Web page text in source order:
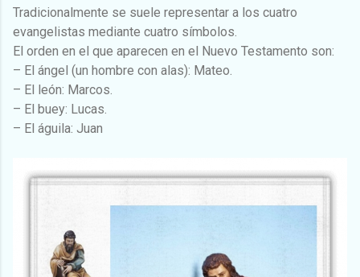
Tradicionalmente se suele representar a los cuatro
evangelistas mediante cuatro símbolos.
El orden en el que aparecen en el Nuevo Testamento son:
– El ángel (un hombre con alas): Mateo.
– El león: Marcos.
– El buey: Lucas.
– El águila: Juan